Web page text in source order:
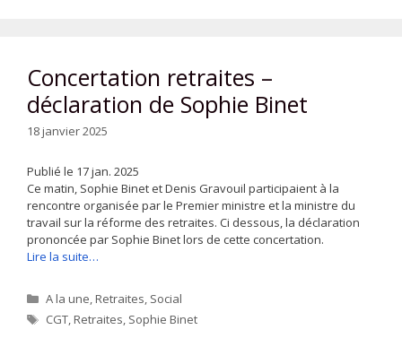
Concertation retraites –
déclaration de Sophie Binet
18 janvier 2025
Publié le 17 jan. 2025
Ce matin, Sophie Binet et Denis Gravouil participaient à la
rencontre organisée par le Premier ministre et la ministre du
travail sur la réforme des retraites. Ci dessous, la déclaration
prononcée par Sophie Binet lors de cette concertation.
Lire la suite…
Catégories
A la une,Retraites, Social
Étiquettes
CGT,Retraites, Sophie Binet